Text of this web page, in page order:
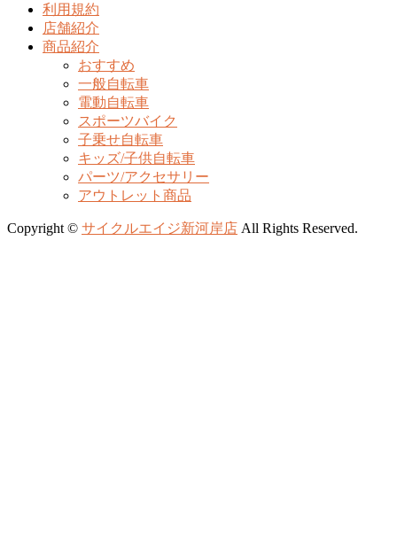
利用規約
店舗紹介
商品紹介
おすすめ
一般自転車
電動自転車
スポーツバイク
子乗せ自転車
キッズ/子供自転車
パーツ/アクセサリー
アウトレット商品
Copyright © サイクルエイジ新河岸店 All Rights Reserved.